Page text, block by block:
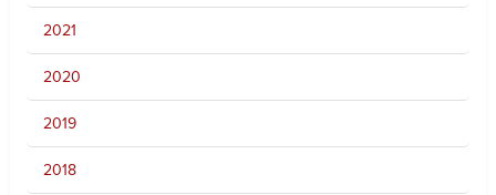
2021
2020
2019
2018